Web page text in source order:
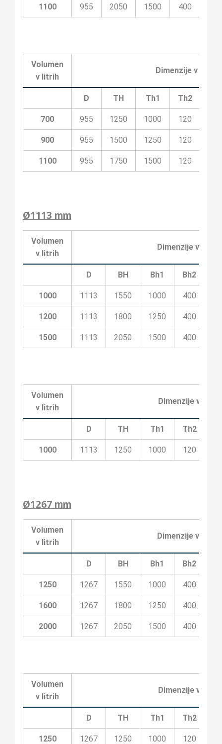
1100 955 2050 1500 400
Volumen
v litrih
Dimenzije v
D TH Th1 Th2
700 955 1250 1000 120
900 955 1500 1250 120
1100 955 1750 1500 120
Ø1113 mm
Volumen
v litrih
Dimenzije v
D BH Bh1 Bh2
1000 1113 1550 1000 400
1200 1113 1800 1250 400
1500 1113 2050 1500 400
Volumen
v litrih
Dimenzije v
D TH Th1 Th2
1000 1113 1250 1000 120
Ø1267 mm
Volumen
v litrih
Dimenzije v
D BH Bh1 Bh2
1250 1267 1550 1000 400
1600 1267 1800 1250 400
2000 1267 2050 1500 400
Volumen
v litrih
Dimenzije v
D TH Th1 Th2
1250 1267 1250 1000 120